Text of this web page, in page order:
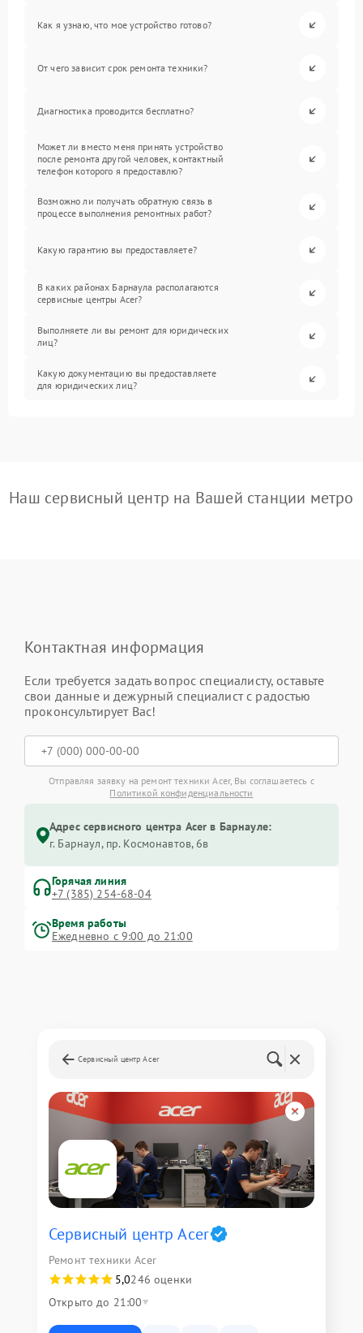
Как я узнаю, что мое устройство готово?
От чего зависит срок ремонта техники?
Диагностика проводится бесплатно?
Может ли вместо меня принять устройство
после ремонта другой человек, контактный
телефон которого я предоставлю?
Возможно ли получать обратную связь в
процессе выполнения ремонтных работ?
Какую гарантию вы предоставляете?
В каких районах Барнаула располагаются
сервисные центры Acer?
Выполняете ли вы ремонт для юридических
лиц?
Какую документацию вы предоставляете
для юридических лиц?
Наш сервисный центр на Вашей станции метро
Контактная информация
Если требуется задать вопрос специалисту, оставьте
свои данные и дежурный специалист с радостью
проконсультирует Вас!
Отправляя заявку на ремонт техники Acer, Вы соглашаетесь с
Политикой конфиденциальности
Адрес сервисного центра Acer в Барнауле:
г. Барнаул, ​пр. Космонавтов, 6в
Горячая линия
+7 (385) 254-68-04
Время работы
Ежедневно с 9:00 до 21:00
Сервисный центр Acer
Сервисный центр Acer
Ремонт техники Acer
5,0246 оценки
Открыто до 21:00